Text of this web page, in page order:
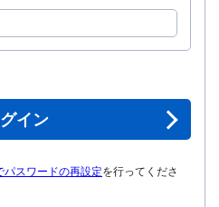
イン
パスワードの再設定を行ってくださ